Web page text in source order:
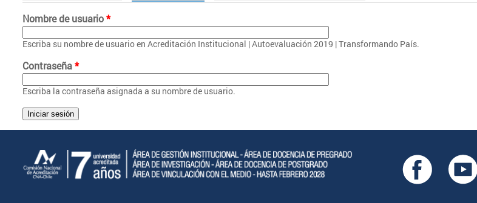
Solapas principales
Nombre de usuario*
Escriba su nombre de usuario en Acreditación Institucional | Autoevaluación 2019 | Transformando País.
Contraseña*
Escriba la contraseña asignada a su nombre de usuario.
CNA-7-años---Horizontal_CNA-7-años-3LG.png